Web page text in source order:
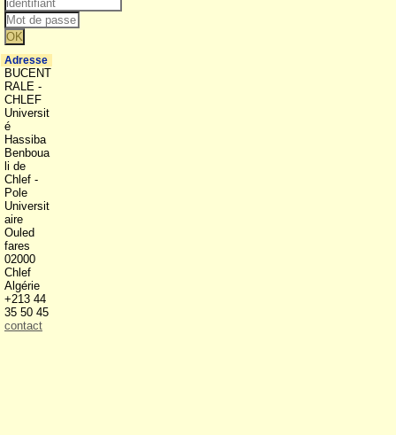
Adresse
BUCENT
RALE -
CHLEF
Universit
é
Hassiba
Benboua
li de
Chlef -
Pole
Universit
aire
Ouled
fares
02000
Chlef
Algérie
+213 44
35 50 45
contact